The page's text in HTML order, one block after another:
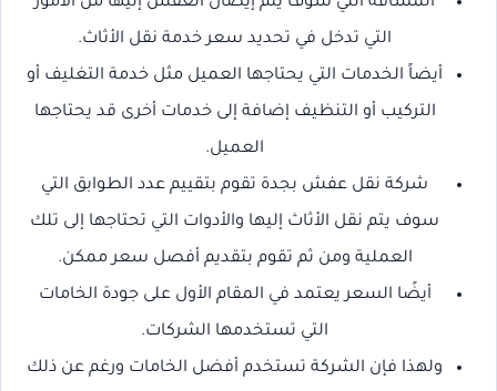
التي تدخل في تحديد سعر خدمة نقل الأثاث.
أيضاً الخدمات التي يحتاجها العميل مثل خدمة التغليف أو
التركيب أو التنظيف إضافة إلى خدمات أخرى قد يحتاجها
العميل.
شركة نقل عفش بجدة تقوم بتقييم عدد الطوابق التي
سوف يتم نقل الأثاث إليها والأدوات التي تحتاجها إلى تلك
العملية ومن ثم تقوم بتقديم أفصل سعر ممكن.
أيضًا السعر يعتمد في المقام الأول على جودة الخامات
التي تستخدمها الشركات.
ولهذا فإن الشركة تستخدم أفضل الخامات ورغم عن ذلك